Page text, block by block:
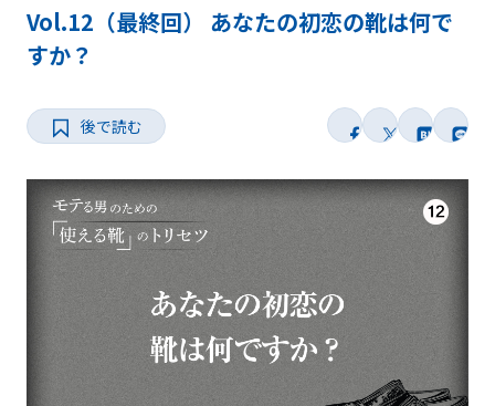
トピックス
Vol.12（最終回） あなたの初恋の靴は何で
すか？
後で読む